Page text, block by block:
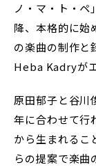
ノ・マ・ト・ペ
降、本格的に始
の楽曲の制作と
Heba Kadryが
原田郁子と谷
年に合わせて行
から生まれるこ
らの提案で楽曲